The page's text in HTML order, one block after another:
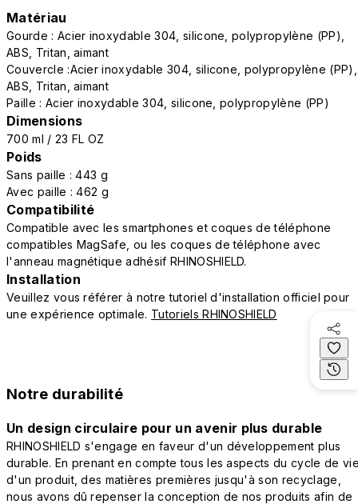
Matériau
Gourde : Acier inoxydable 304, silicone, polypropylène (PP),
ABS, Tritan, aimant
Couvercle :Acier inoxydable 304, silicone, polypropylène (PP),
ABS, Tritan, aimant
Paille : Acier inoxydable 304, silicone, polypropylène (PP)
Dimensions
700 ml / 23 FL OZ
Poids
Sans paille : 443 g
Avec paille : 462 g
Compatibilité
Compatible avec les smartphones et coques de téléphone
compatibles MagSafe, ou les coques de téléphone avec
l'anneau magnétique adhésif RHINOSHIELD.
Installation
Veuillez vous référer à notre tutoriel d'installation officiel pour
une expérience optimale. Tutoriels RHINOSHIELD
Notre durabilité
Un design circulaire pour un avenir plus durable
RHINOSHIELD s'engage en faveur d'un développement plus
durable. En prenant en compte tous les aspects du cycle de
d'un produit, des matières premières jusqu'à son recyclage,
nous avons dû repenser la conception de nos produits afin de